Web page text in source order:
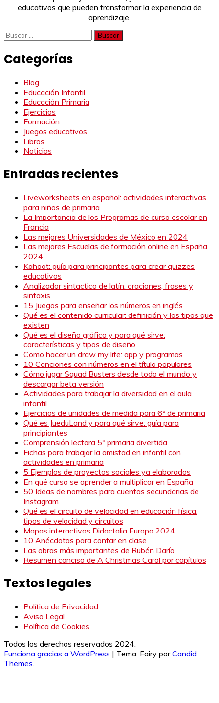
educativos que pueden transformar la experiencia de
aprendizaje.
Buscar:
Categorías
Blog
Educación Infantil
Educación Primaria
Ejercicios
Formación
Juegos educativos
Libros
Noticias
Entradas recientes
Liveworksheets en español: actividades interactivas
para niños de primaria
La Importancia de los Programas de curso escolar en
Francia
Las mejores Universidades de México en 2024
Las mejores Escuelas de formación online en España
2024
Kahoot: guía para principantes para crear quizzes
educativos
Analizador sintactico de latín: oraciones, frases y
sintaxis
15 Juegos para enseñar los números en inglés
Qué es el contenido curricular: definición y los tipos que
existen
Qué es el diseño gráfico y para qué sirve:
características y tipos de diseño
Como hacer un draw my life: app y programas
10 Canciones con números en el título populares
Cómo jugar Squad Busters desde todo el mundo y
descargar beta versión
Actividades para trabajar la diversidad en el aula
infantil
Ejercicios de unidades de medida para 6º de primaria
Qué es JueduLand y para qué sirve: guía para
principiantes
Comprensión lectora 5º primaria divertida
Fichas para trabajar la amistad en infantil con
actividades en primaria
5 Ejemplos de proyectos sociales ya elaborados
En qué curso se aprender a multiplicar en España
50 Ideas de nombres para cuentas secundarias de
Instagram
Qué es el circuito de velocidad en educación física:
tipos de velocidad y circuitos
Mapas interactivos Didactalia Europa 2024
10 Anécdotas para contar en clase
Las obras más importantes de Rubén Darío
Resumen conciso de A Christmas Carol por capítulos
Textos legales
Política de Privacidad
Aviso Legal
Política de Cookies
Todos los derechos reservados 2024.
Funciona gracias a WordPress | Tema: Fairy porCandid
Themes